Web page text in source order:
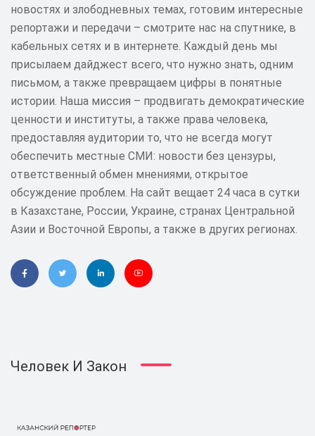
новостях и злободневных темах, готовим интересные
репортажи и передачи – смотрите нас на спутнике, в
кабельных сетях и в интернете. Каждый день мы
присылаем дайджест всего, что нужно знать, одним
письмом, а также превращаем цифры в понятные
истории. Наша миссия – продвигать демократические
ценности и институты, а также права человека,
предоставляя аудитории то, что не всегда могут
обеспечить местные СМИ: новости без цензуры,
ответственный обмен мнениями, открытое
обсуждение проблем. На сайт вещает 24 часа в сутки
в Казахстане, России, Украине, странах Центральной
Азии и Восточной Европы, а также в других регионах.
Человек И Закон